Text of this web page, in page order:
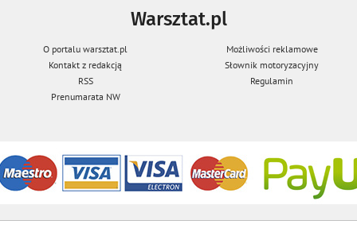
Warsztat.pl
O portalu warsztat.pl
Możliwości reklamowe
Kontakt z redakcją
Słownik motoryzacyjny
RSS
Regulamin
Prenumarata NW